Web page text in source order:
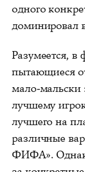
одного
доминировал
Разумеется, в
пытающиеся
мало-мальски
лучшему
лучшего на
различные
ФИФА».